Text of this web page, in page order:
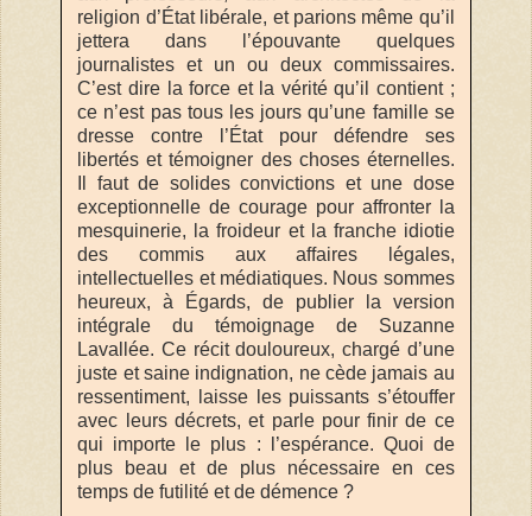
religion d’État libérale, et parions même qu’il
jettera dans l’épouvante quelques
journalistes et un ou deux commissaires.
C’est dire la force et la vérité qu’il contient ;
ce n’est pas tous les jours qu’une famille se
dresse contre l’État pour défendre ses
libertés et témoigner des choses éternelles.
Il faut de solides convictions et une dose
exceptionnelle de courage pour affronter la
mesquinerie, la froideur et la franche idiotie
des commis aux affaires légales,
intellectuelles et médiatiques. Nous sommes
heureux, à Égards, de publier la version
intégrale du témoignage de Suzanne
Lavallée. Ce récit douloureux, chargé d’une
juste et saine indignation, ne cède jamais au
ressentiment, laisse les puissants s’étouffer
avec leurs décrets, et parle pour finir de ce
qui importe le plus : l’espérance. Quoi de
plus beau et de plus nécessaire en ces
temps de futilité et de démence ?